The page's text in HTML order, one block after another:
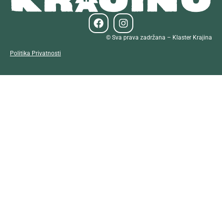
© Sva prava zadržana – Klaster Krajina
Politika Privatnosti